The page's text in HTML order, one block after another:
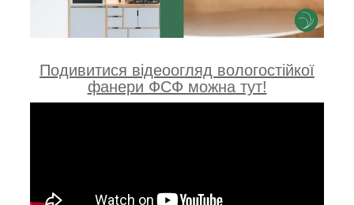
Подивитися відеоогляд вологостійкої
фанери ФСФ можна тут!